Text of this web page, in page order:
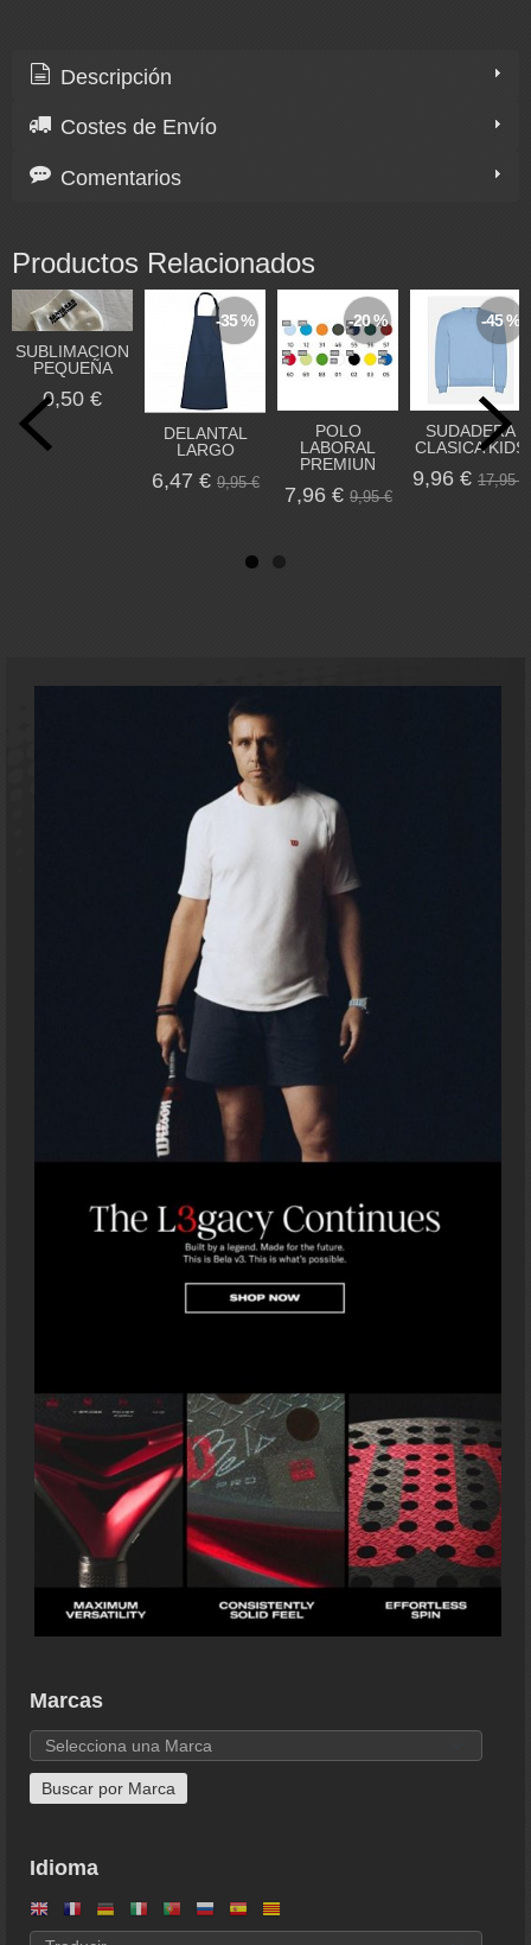
Marcas
Idioma
Descripción
Costes de Envío
Comentarios
Productos Relacionados
SUBLIMACION
PEQUEÑA
0,50 €
-35 %
DELANTAL
LARGO
6,47 € 9,95 €
-20 %
POLO
LABORAL
PREMIUN
7,96 € 9,95 €
-45 %
SUDADERA
CLASICA KIDS
9,96 € 17,95 €